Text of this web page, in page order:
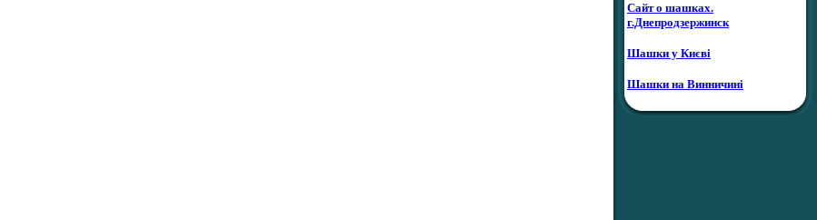
Сайт о шашках.
г.Днепродзержинск
Шашки у Києві
Шашки на Винничині